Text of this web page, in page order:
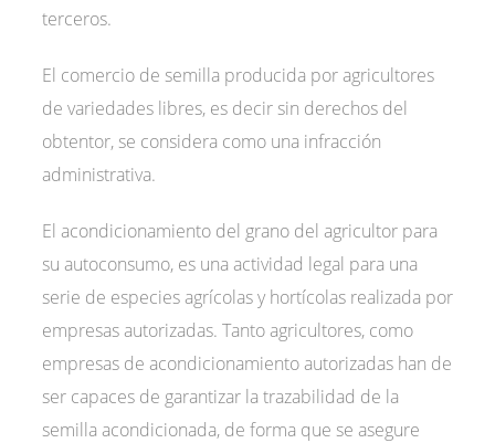
terceros.
El comercio de semilla producida por agricultores
de variedades libres, es decir sin derechos del
obtentor, se considera como una infracción
administrativa.
El acondicionamiento del grano del agricultor para
su autoconsumo, es una actividad legal para una
serie de especies agrícolas y hortícolas realizada por
empresas autorizadas. Tanto agricultores, como
empresas de acondicionamiento autorizadas han de
ser capaces de garantizar la trazabilidad de la
semilla acondicionada, de forma que se asegure